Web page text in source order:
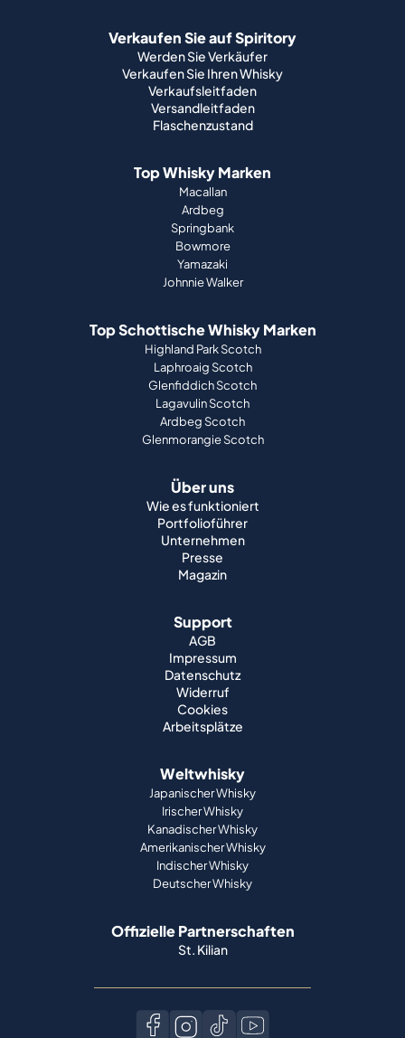
Verkaufen Sie auf Spiritory
Werden Sie Verkäufer
Verkaufen Sie Ihren Whisky
Verkaufsleitfaden
Versandleitfaden
Flaschenzustand
Top Whisky Marken
Macallan
Ardbeg
Springbank
Bowmore
Yamazaki
Johnnie Walker
Top Schottische Whisky Marken
Highland Park Scotch
Laphroaig Scotch
Glenfiddich Scotch
Lagavulin Scotch
Ardbeg Scotch
Glenmorangie Scotch
Über uns
Wie es funktioniert
Portfolioführer
Unternehmen
Presse
Magazin
Support
AGB
Impressum
Datenschutz
Widerruf
Cookies
Arbeitsplätze
Weltwhisky
Japanischer Whisky
Irischer Whisky
Kanadischer Whisky
Amerikanischer Whisky
Indischer Whisky
Deutscher Whisky
Offizielle Partnerschaften
St. Kilian